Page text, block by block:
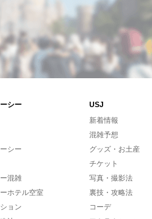
シー
USJ
シー
混雑
ホテル空室
ョン
新着情報
混雑予想
グッズ・お土産
チケット
写真・撮影法
裏技・攻略法
コーデ